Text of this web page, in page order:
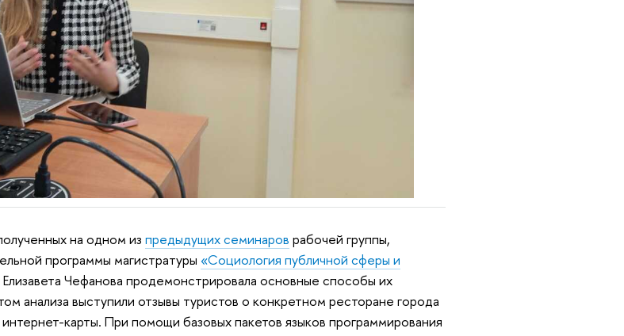
на одном изпредыдущих семинаров рабочей группы,
программы магистратуры «Социология публичной сферы и
Елизавета Чефанова продемонстрировала основные способы их
анализа выступили отзывы туристов о конкретном ресторане города
карты. При помощи базовых пакетов языков программирования